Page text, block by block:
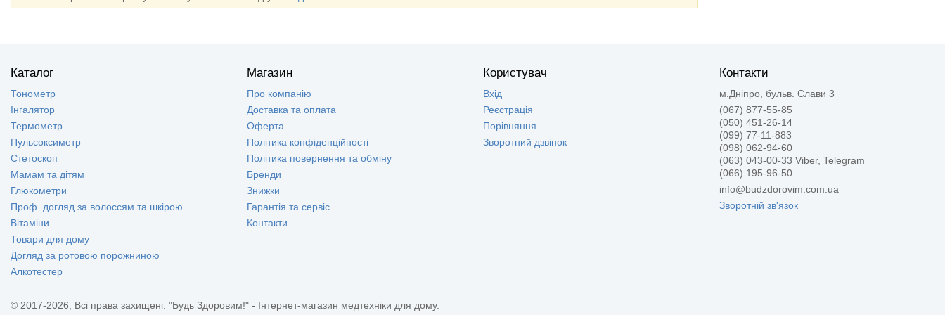
Каталог
Тонометр
Інгалятор
Термометр
Пульсоксиметр
Стетоскоп
Мамам та дітям
Глюкометри
Проф. догляд за волоссям та шкірою
Вітаміни
Товари для дому
Догляд за ротовою порожниною
Алкотестер
Магазин
Про компанію
Доставка та оплата
Оферта
Політика конфіденційності
Політика повернення та обміну
Бренди
Знижки
Гарантія та сервіс
Контакти
Користувач
Вхід
Реєстрація
Порівняння
Зворотний дзвінок
Контакти
м.Дніпро, бульв. Слави 3
(067) 877-55-85
(050) 451-26-14
(099) 77-11-883
(098) 062-94-60
(063) 043-00-33 Viber, Telegram
(066) 195-96-50
info@budzdorovim.com.ua
Зворотній зв'язок
© 2017-2026, Всі права захищені. "Будь Здоровим!" - Інтернет-магазин медтехніки для дому.